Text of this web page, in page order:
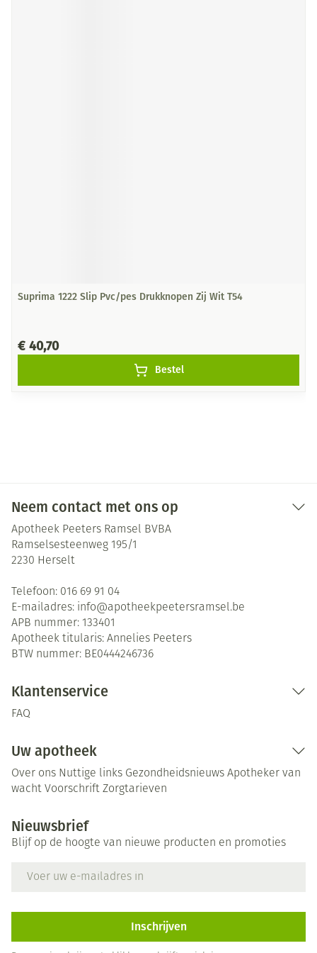
Suprima 1222 Slip Pvc/pes Drukknopen Zij Wit T54
€ 40,70
Bestel
Neem contact met ons op
Apotheek Peeters Ramsel BVBA
Ramselsesteenweg 195/1
2230 Herselt
Telefoon: 016 69 91 04
E-mailadres: info@apotheekpeetersramsel.be
APB nummer: 133401
Apotheek titularis: Annelies Peeters
BTW nummer: BE0444246736
Klantenservice
FAQ
Uw apotheek
Over ons Nuttige links Gezondheidsnieuws Apotheker van
wacht Voorschrift Zorgtarieven
Nieuwsbrief
Blijf op de hoogte van nieuwe producten en promoties
Inschrijven